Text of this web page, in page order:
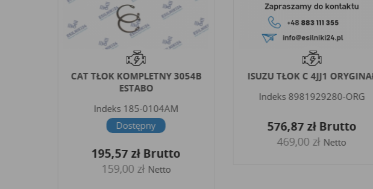
CAT TŁOK KOMPLETNY 3054B
ESTABO
Indeks 185-0104AM
Dostępny
195,57 złBrutto
159,00 złNetto
ISUZU TŁOK C 4JJ1 ORYGINAŁ
Indeks 8981929280-ORG
576,87 złBrutto
469,00 złNetto